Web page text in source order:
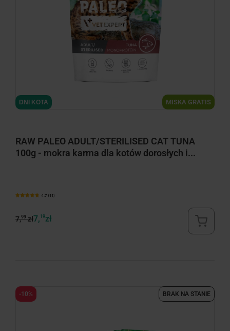
MISKA GRATIS
DNI KOTA
RAW PALEO ADULT/STERILISED CAT TUNA
100g - mokra karma dla kotów dorosłych i...
4.7 (11)
7,99zł7, 19zł
-10% BRAK NA STANIE